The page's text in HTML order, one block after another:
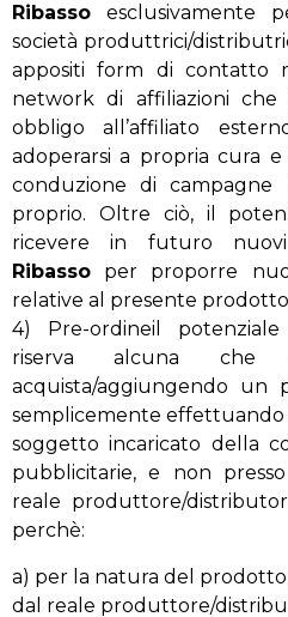
Ribasso esclusivamente
società produttrici/
appositi form di contatto
network di affiliazioni
obbligo all’affiliato
adoperarsi a propria cura
conduzione di
proprio. Oltre ciò, il
ricevere in futuro
Ribasso per proporre
relative al presente
4) Pre-ordineil
riserva alcuna che
acquista/aggiungendo un
semplicemente
soggetto incaricato della
pubblicitarie, e non
reale produttore/
perchè:
a) per la natura del
dal reale produttore/